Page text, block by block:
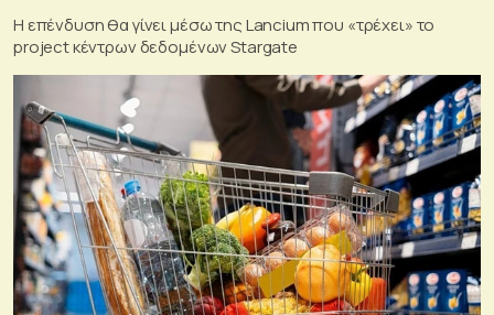
Η επένδυση θα γίνει μέσω της Lancium που «τρέχει» το
project κέντρων δεδομένων Stargate